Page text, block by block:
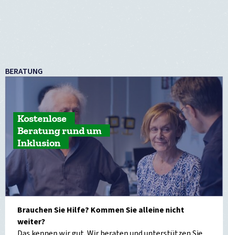
BERATUNG
Kostenlose
Beratung rund um
Inklusion
Brauchen Sie Hilfe? Kommen Sie alleine nicht
weiter?